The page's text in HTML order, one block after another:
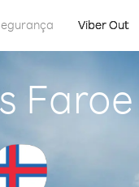
Viber Out